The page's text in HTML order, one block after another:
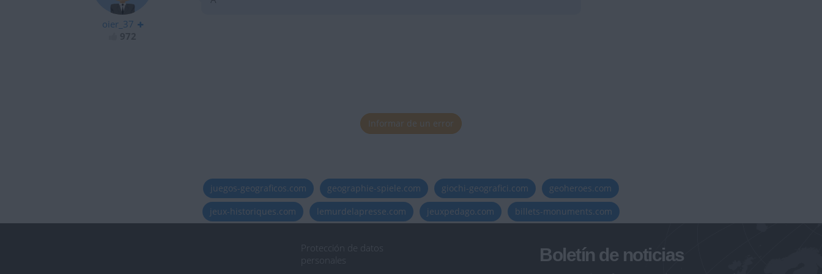
oier_37
Informar de un error
juegos-geograficos.com geographie-spiele.com giochi-geografici.com
geoheroes.com
jeux-historiques.com
lemurdelapresse.com jeuxpedago.com billets-monuments.com
Protección de datos
personales
Boletín de noticias